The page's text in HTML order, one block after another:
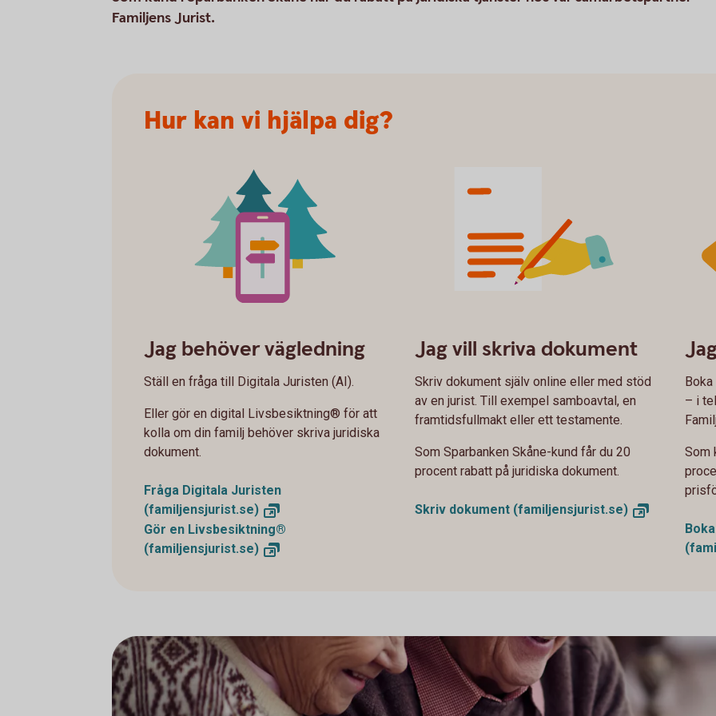
Familjens Jurist.
Hur kan vi hjälpa dig?
Jag behöver vägledning
Ställ en fråga till Digitala Juristen (AI).
Eller gör en digital Livsbesiktning® för att
kolla om din familj behöver skriva juridiska
dokument.
Fråga Digitala Juristen
(familjensjurist.se)
Gör en Livsbesiktning®
(familjensjurist.se)
Jag vill skriva dokument
Skriv dokument själv online eller med stöd
av en jurist. Till exempel samboavtal, en
framtidsfullmakt eller ett testamente.
Som Sparbanken Skåne-kund får du 20
procent rabatt på juridiska dokument.
Skriv dokument (familjensjurist.se)
– i
Som